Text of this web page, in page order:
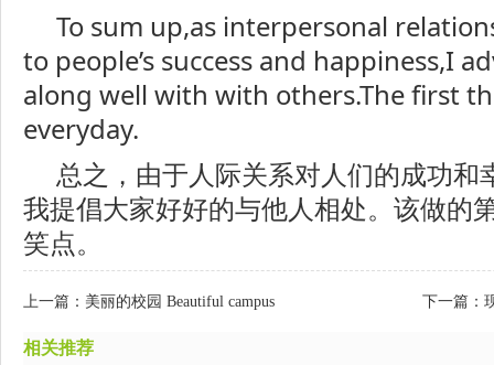
To sum up,as interpersonal
to people’s success and happiness,I
along well with with others.The first
everyday.
总之，由于人际关系对人们的成功和
我提倡大家好好的与他人相处。该做的
笑点。
上一篇： 美丽的校园 Beautiful campus 下一篇：
相关推荐